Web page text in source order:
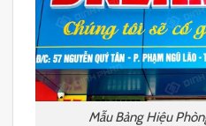
Mẫu Bảng Hiệu